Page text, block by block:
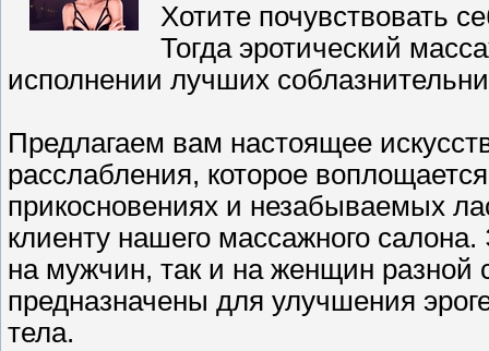
Хотите почувствовать
Тогда эротический
исполнении лучших
Предлагаем вам настоящее
расслабления, которое
прикосновениях и незабываемых
клиенту нашего массажного
на мужчин, так и на женщин разной
предназначены для улучшения
тела.